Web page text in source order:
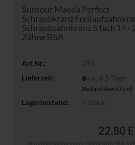
Suntour Maeda Perfect
Schraubkranz
Schraubzahnkranz 5 fach 14 -
Zähne BSA
Art.Nr.:
293
Lieferzeit:
ca. 4-5 Tage
(Ausland abweichend)
Lagerbestand: 1 Stück
22,80